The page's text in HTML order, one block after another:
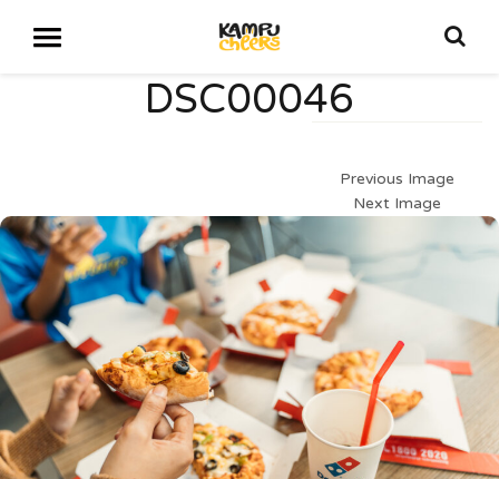
DSC00046
Previous Image
Next Image